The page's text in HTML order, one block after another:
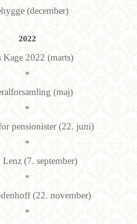
(december)
2022
Kage 2022 (marts)
*
(maj)
*
pensionister (22. juni)
*
Lenz (7. september)
*
(22. november)
*